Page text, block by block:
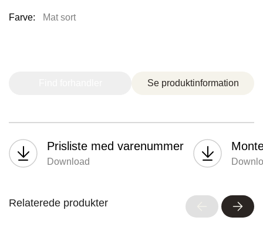
Farve: Mat sort
Se produktinformation
Prisliste med varenummer
Download
Relaterede produkter
Tvis Køkkener – Køge